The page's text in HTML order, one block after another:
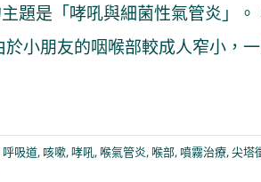
題是「哮吼與細菌性氣管炎」
小朋友的咽喉部較成人窄小，
呼吸道, 咳嗽,哮吼, 喉氣管炎, 喉部, 噴霧治療,尖塔